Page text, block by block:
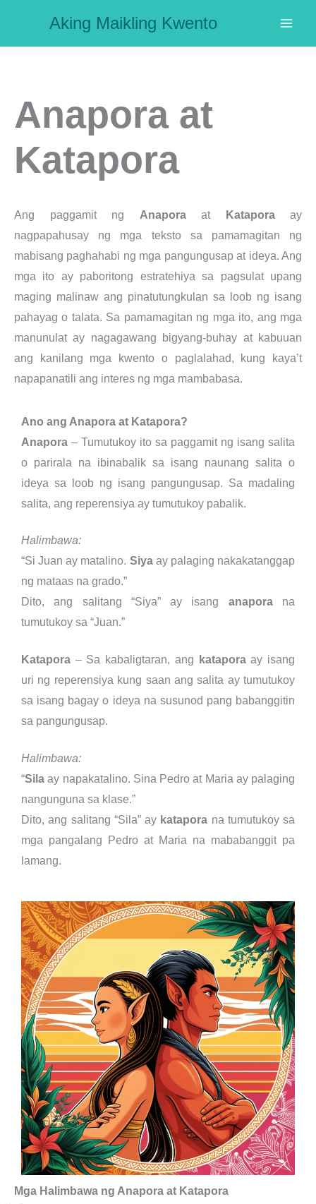
content
Aking Maikling Kwento
Anapora at
Katapora
Ang paggamit ng Anaporaat Kataporaay
nagpapahusay ng mga teksto sa pamamagitan ng
mabisang paghahabi ng mga pangungusap at ideya. Ang
mga ito ay paboritong estratehiya sa pagsulat upang
maging malinaw ang pinatutungkulan sa loob ng isang
pahayag o talata. Sa pamamagitan ng mga ito, ang mga
manunulat ay nagagawang bigyang-buhay at kabuuan
ang kanilang mga kwento o paglalahad, kung kaya’t
napapanatili ang interes ng mga mambabasa.
Ano ang Anapora at Katapora?
Anapora – Tumutukoy ito sa paggamit ng isang salita
o parirala na ibinabalik sa isang naunang salita o
ideya sa loob ng isang pangungusap. Sa madaling
salita, ang reperensiya ay tumutukoy pabalik.
Halimbawa:
“Si Juan ay matalino. Siyaay palaging nakakatanggap
ng mataas na grado.”
Dito, ang salitang “Siya” ay isang anaporana
tumutukoy sa “Juan.”
Katapora – Sa kabaligtaran, ang kataporaay isang
uri ng reperensiya kung saan ang salita ay tumutukoy
sa isang bagay o ideya na susunod pang babanggitin
sa pangungusap.
Halimbawa:
“Sila ay napakatalino. Sina Pedro at Maria ay palaging
nangunguna sa klase.”
Dito, ang salitang “Sila” ay katapora na tumutukoy sa
mga pangalang Pedro at Maria na mababanggit pa
lamang.
Mga Halimbawa ng Anapora at Katapora